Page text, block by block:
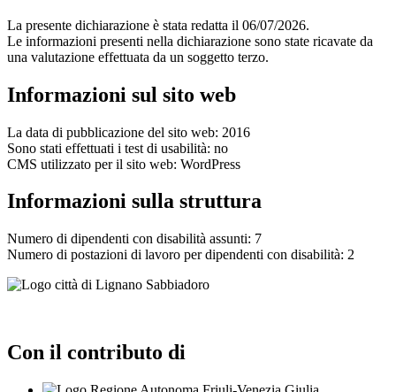
La presente dichiarazione è stata redatta il 06/07/2026.
Le informazioni presenti nella dichiarazione sono state ricavate da
una valutazione effettuata da un soggetto terzo.
Informazioni sul sito web
La data di pubblicazione del sito web: 2016
Sono stati effettuati i test di usabilità: no
CMS utilizzato per il sito web: WordPress
Informazioni sulla struttura
Numero di dipendenti con disabilità assunti: 7
Numero di postazioni di lavoro per dipendenti con disabilità: 2
Con il contributo di